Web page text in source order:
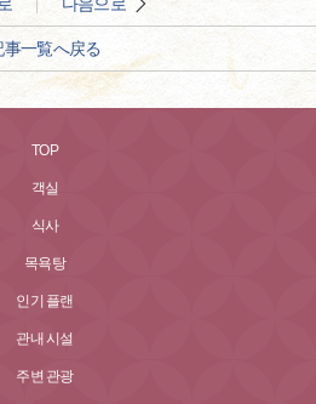
事一覧へ戻る
TOP
객실
식사
목욕탕
인기 플랜
관내 시설
주변 관광